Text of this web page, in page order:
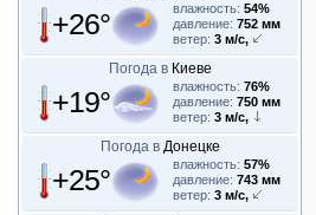
+26° влажность: 54%
давление: 752 мм
ветер: 3 м/с,
Погода в Киеве
+19° влажность: 76%
давление: 750 мм
ветер: 3 м/с,
Погода в Донецке
+25° влажность: 57%
давление: 743 мм
ветер: 3 м/с,